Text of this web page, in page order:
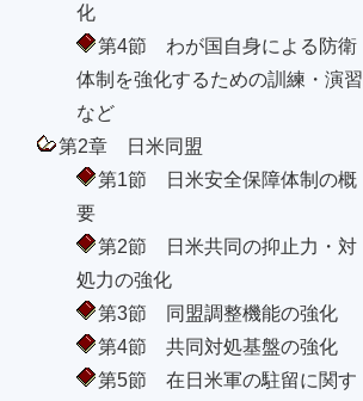
化
第4節 わが国自身による防衛
体制を強化するための訓練・演習
など
第2章 日米同盟
第1節 日米安全保障体制の概
要
第2節 日米共同の抑止力・対
処力の強化
第3節 同盟調整機能の強化
第4節 共同対処基盤の強化
第5節 在日米軍の駐留に関す